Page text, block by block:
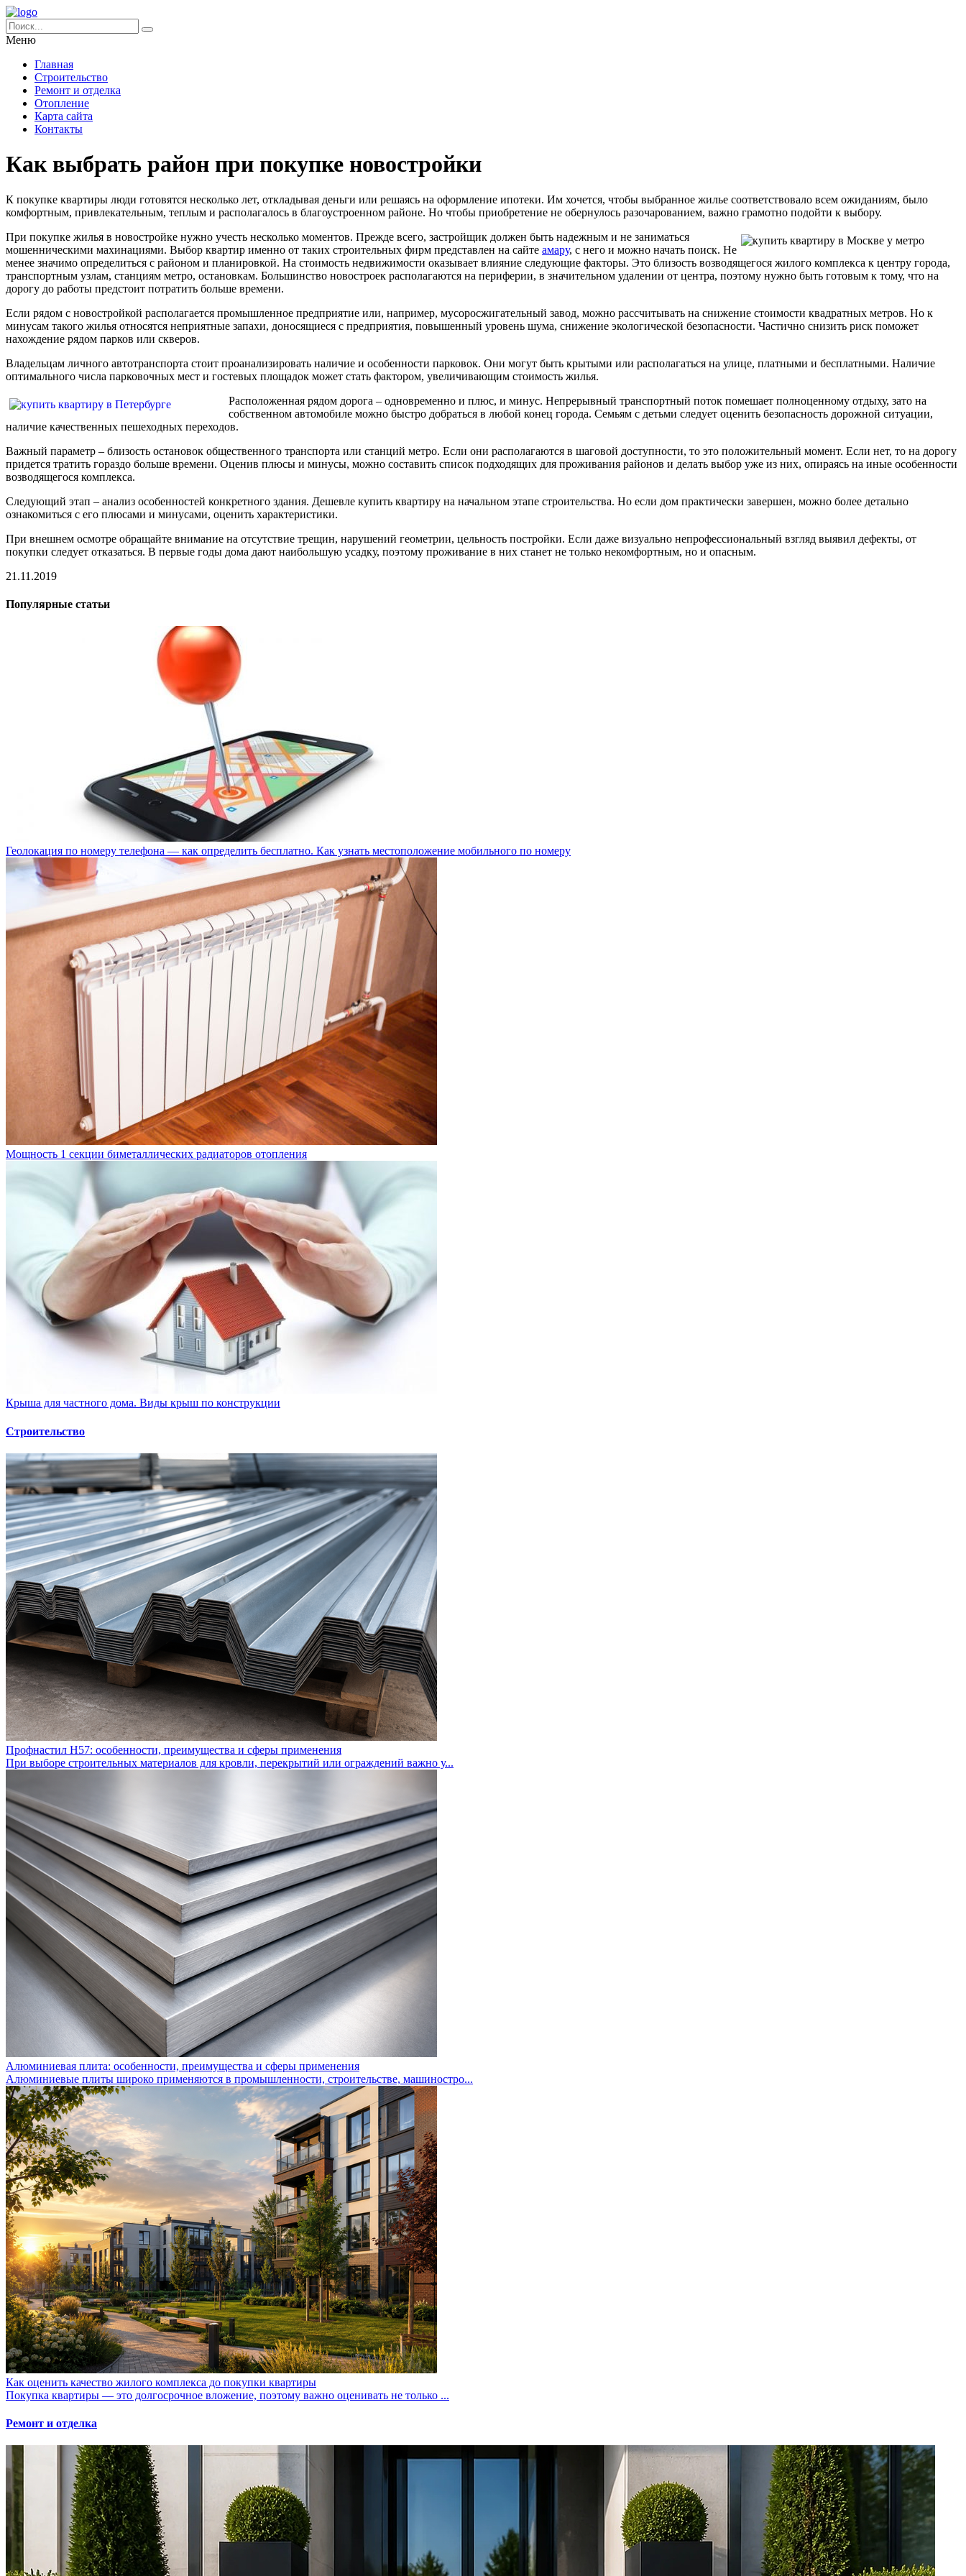
Меню
Главная
Строительство
Ремонт и отделка
Отопление
Карта сайта
Контакты
Как выбрать район при покупке новостройки
К покупке квартиры люди готовятся несколько лет, откладывая деньги или решаясь на оформление ипотеки. Им хочется, чтобы выбранное жилье соответствовало всем ожиданиям, было
комфортным, привлекательным, теплым и располагалось в благоустроенном районе. Но чтобы приобретение не обернулось разочарованием, важно грамотно подойти к выбору.
При покупке жилья в новостройке нужно учесть несколько моментов. Прежде всего, застройщик должен быть надежным и не заниматься
мошенническими махинациями. Выбор квартир именно от таких строительных фирм представлен на сайте амару, с него и можно начать поиск. Не
менее значимо определиться с районом и планировкой. На стоимость недвижимости оказывает влияние следующие факторы. Это близость возводящегося жилого комплекса к центру города,
транспортным узлам, станциям метро, остановкам. Большинство новостроек располагаются на периферии, в значительном удалении от центра, поэтому нужно быть готовым к тому, что на
дорогу до работы предстоит потратить больше времени.
Если рядом с новостройкой располагается промышленное предприятие или, например, мусоросжигательный завод, можно рассчитывать на снижение стоимости квадратных метров. Но к
минусам такого жилья относятся неприятные запахи, доносящиеся с предприятия, повышенный уровень шума, снижение экологической безопасности. Частично снизить риск поможет
нахождение рядом парков или скверов.
Владельцам личного автотранспорта стоит проанализировать наличие и особенности парковок. Они могут быть крытыми или располагаться на улице, платными и бесплатными. Наличие
оптимального числа парковочных мест и гостевых площадок может стать фактором, увеличивающим стоимость жилья.
Расположенная рядом дорога – одновременно и плюс, и минус. Непрерывный транспортный поток помешает полноценному отдыху, зато на
собственном автомобиле можно быстро добраться в любой конец города. Семьям с детьми следует оценить безопасность дорожной ситуации,
наличие качественных пешеходных переходов.
Важный параметр – близость остановок общественного транспорта или станций метро. Если они располагаются в шаговой доступности, то это положительный момент. Если нет, то на дорогу
придется тратить гораздо больше времени. Оценив плюсы и минусы, можно составить список подходящих для проживания районов и делать выбор уже из них, опираясь на иные особенности
возводящегося комплекса.
Следующий этап – анализ особенностей конкретного здания. Дешевле купить квартиру на начальном этапе строительства. Но если дом практически завершен, можно более детально
ознакомиться с его плюсами и минусами, оценить характеристики.
При внешнем осмотре обращайте внимание на отсутствие трещин, нарушений геометрии, цельность постройки. Если даже визуально непрофессиональный взгляд выявил дефекты, от
покупки следует отказаться. В первые годы дома дают наибольшую усадку, поэтому проживание в них станет не только некомфортным, но и опасным.
21.11.2019
Популярные статьи
Геолокация по номеру телефона — как определить бесплатно. Как узнать местоположение мобильного по номеру
Мощность 1 секции биметаллических радиаторов отопления
Крыша для частного дома. Виды крыш по конструкции
Строительство
Профнастил Н57: особенности, преимущества и сферы применения
При выборе строительных материалов для кровли, перекрытий или ограждений важно у...
Алюминиевая плита: особенности, преимущества и сферы применения
Алюминиевые плиты широко применяются в промышленности, строительстве, машиностро...
Как оценить качество жилого комплекса до покупки квартиры
Покупка квартиры — это долгосрочное вложение, поэтому важно оценивать не только ...
Ремонт и отделка